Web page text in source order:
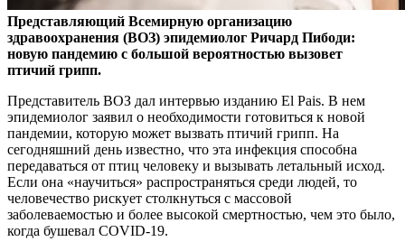
Представляющий Всемирную организацию
здравоохранения (ВОЗ) эпидемиолог Ричард Пибоди:
новую пандемию с большой вероятностью вызовет
птичий грипп.
Представитель ВОЗ дал интервью изданию El Pais. В нем
эпидемиолог заявил о необходимости готовиться к новой
пандемии, которую может вызвать птичий грипп. На
сегодняшний день известно, что эта инфекция способна
передаваться от птиц человеку и вызывать летальный исход.
Если она «научиться» распространяться среди людей, то
человечество рискует столкнуться с массовой
заболеваемостью и более высокой смертностью, чем это было,
когда бушевал COVID-19.